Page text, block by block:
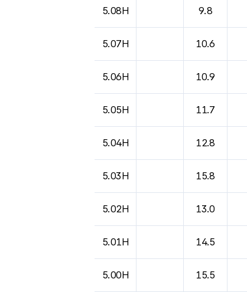
5.08H 9.8
5.07H 10.6
5.06H 10.9
5.05H 11.7
5.04H 12.8
5.03H 15.8
5.02H 13.0
5.01H 14.5
5.00H 15.5